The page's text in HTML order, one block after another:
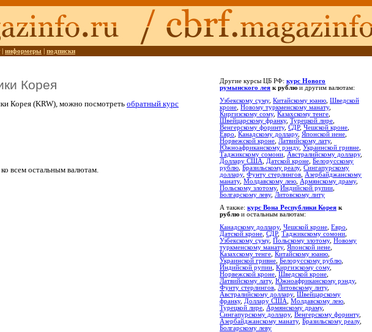
| информеры подписки
Корея
Корея (KRW), можно посмотреть обратный курс
всем остальным валютам.
Другие курсы ЦБ РФ: курс Нового
румынского лея к рублю и другим валютам:
Узбекскому суму, Китайскому юаню Шведской
кроне Новому туркменскому манату,
Киргизскому сому, Казахскому тенге
Швейцарскому франку, Турецкой лире
Венгерскому форинту, СДР, Чешской кроне
Евро
Канадскому доллару, Японской иене
Норвежской кроне Латвийскому лату,
Южноафриканскому рэнду, Украинской гривне
Таджикскому сомони
Австралийскому доллару,
Доллару США
Датской кроне Белорусскому
рублю Бразильскому реалу, Сингапурскому
доллару, Фунту стерлингов
Азербайджанскому
манату, Молдавскому лею Армянскому драму,
Польскому злотому, Индийской рупии
Болгарскому леву, Литовскому литу
А также: курс Вона Республики Корея к
рублю и остальным валютам:
Канадскому доллару, Чешской кроне Евро
Датской кроне СДР, Таджикскому сомони
Узбекскому суму, Польскому злотому, Новому
туркменскому манату, Японской иене
Казахскому тенге Китайскому юаню
Украинской гривне Белорусскому рублю
Индийской рупии Киргизскому сому,
Норвежской кроне Шведской кроне
Латвийскому лату, Южноафриканскому рэнду,
Фунту стерлингов Литовскому литу,
Австралийскому доллару, Швейцарскому
франку, Доллару США Молдавскому лею
Турецкой лире
Армянскому драму,
Сингапурскому доллару, Венгерскому форинту,
Азербайджанскому манату, Бразильскому реалу,
Болгарскому леву